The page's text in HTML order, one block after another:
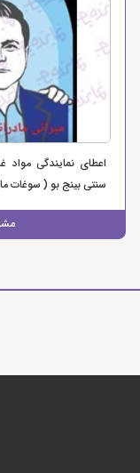
اعطای نمایندگی
سنتی بینج بو ( سوغات